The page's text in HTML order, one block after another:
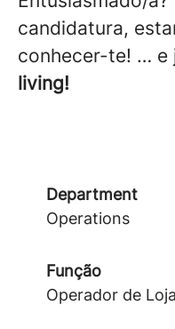
candidatura,
conhecer-te! … e
living!
Department
Operations
Função
Operador de Loja